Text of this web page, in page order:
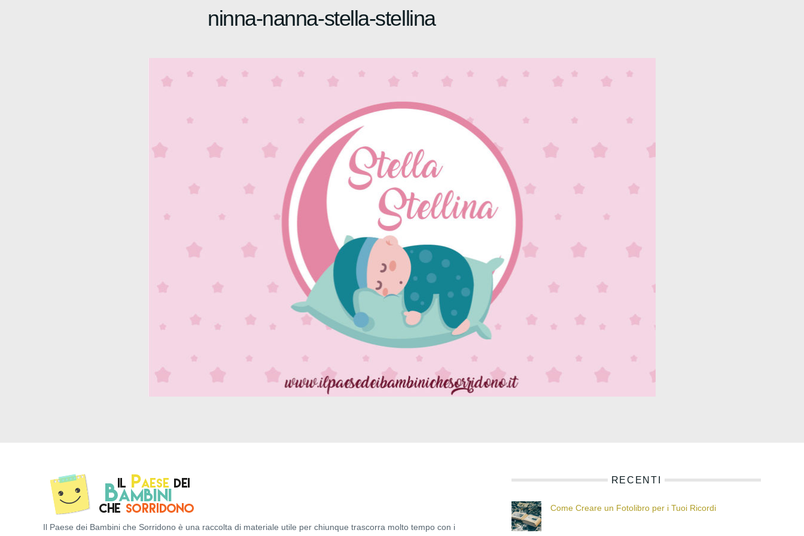
ninna-nanna-stella-stellina
Il Paese dei Bambini che Sorridono è una raccolta di materiale utile per chiunque trascorra molto tempo con i
RECENTI
Come Creare un Fotolibro per i Tuoi Ricordi